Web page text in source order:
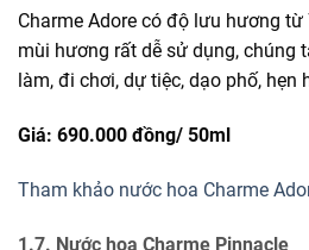
Charme Adore có độ lưu hương
mùi hương rất dễ sử dụng, chúng
làm, đi chơi, dự tiệc, dạo phố, hẹn
Giá: 690.000 đồng/ 50ml
Tham khảo nước hoa Charme
1.7. Nước hoa Charme Pinnacle